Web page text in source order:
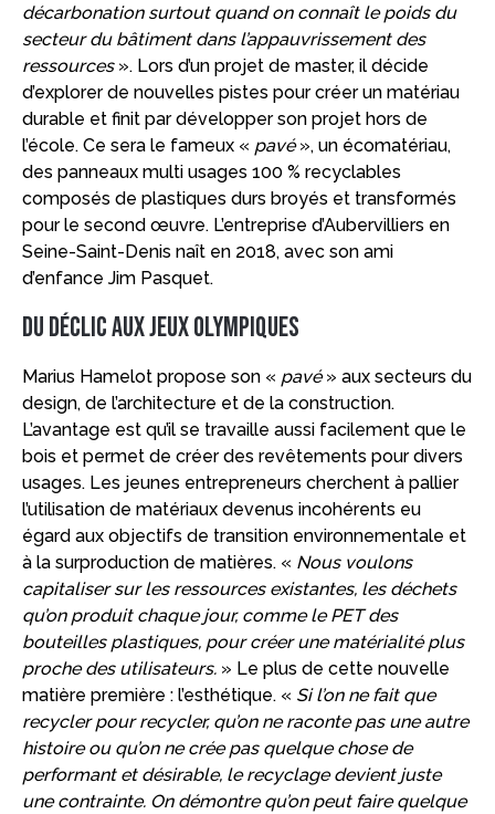
décarbonation surtout quand on connaît le poids du
secteur du bâtiment dans l’appauvrissement des
ressources». Lors d’un projet de master, il décide
d’explorer de nouvelles pistes pour créer un matériau
durable et finit par développer son projet hors de
l’école. Ce sera le fameux « pavé», un écomatériau,
des panneaux multi usages 100 % recyclables
composés de plastiques durs broyés et transformés
pour le second œuvre. L’entreprise d’Aubervilliers en
Seine-Saint-Denis naît en 2018, avec son ami
d’enfance Jim Pasquet.
Du déclic aux Jeux olympiques
Marius Hamelot propose son « pavé» aux secteurs du
design, de l’architecture et de la construction.
L’avantage est qu’il se travaille aussi facilement que le
bois et permet de créer des revêtements pour divers
usages. Les jeunes entrepreneurs cherchent à pallier
l’utilisation de matériaux devenus incohérents eu
égard aux objectifs de transition environnementale et
à la surproduction de matières. « Nous voulons
capitaliser sur les ressources existantes, les déchets
qu’on produit chaque jour, comme le PET des
bouteilles plastiques, pour créer une matérialité plus
proche des utilisateurs. » Le plus de cette nouvelle
matière première : l’esthétique. « Si l’on ne fait que
recycler pour recycler, qu’on ne raconte pas une autre
histoire ou qu’on ne crée pas quelque chose de
performant et désirable, le recyclage devient juste
une contrainte. On démontre qu’on peut faire quelque